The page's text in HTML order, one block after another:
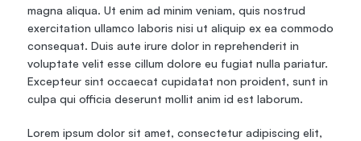
magna aliqua. Ut enim ad minim veniam, quis nostrud
exercitation ullamco laboris nisi ut aliquip ex ea commodo
consequat. Duis aute irure dolor in reprehenderit in
voluptate velit esse cillum dolore eu fugiat nulla pariatur.
Excepteur sint occaecat cupidatat non proident, sunt in
culpa qui officia deserunt mollit anim id est laborum.
Lorem ipsum dolor sit amet, consectetur adipiscing elit,